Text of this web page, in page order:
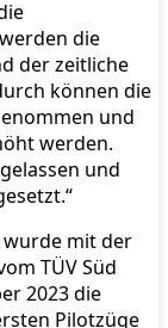
die
der zeitliche
können die
und
werden.
und
mit der
TÜV Süd
2023 die
Pilotzüge